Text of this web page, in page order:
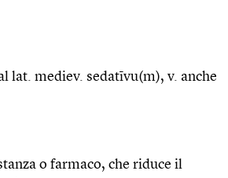
lat. mediev. sedatīvu(m), v. anche
o farmaco, che riduce il